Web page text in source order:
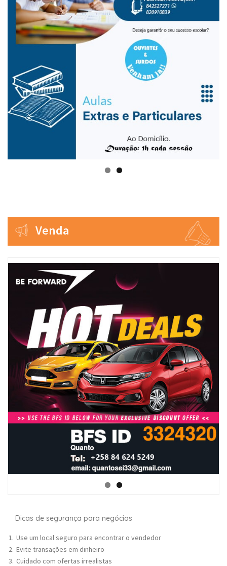
Venda
Dicas de segurança para negócios
Use um local seguro para encontrar o vendedor
Evite transações em dinheiro
Cuidado com ofertas irrealistas